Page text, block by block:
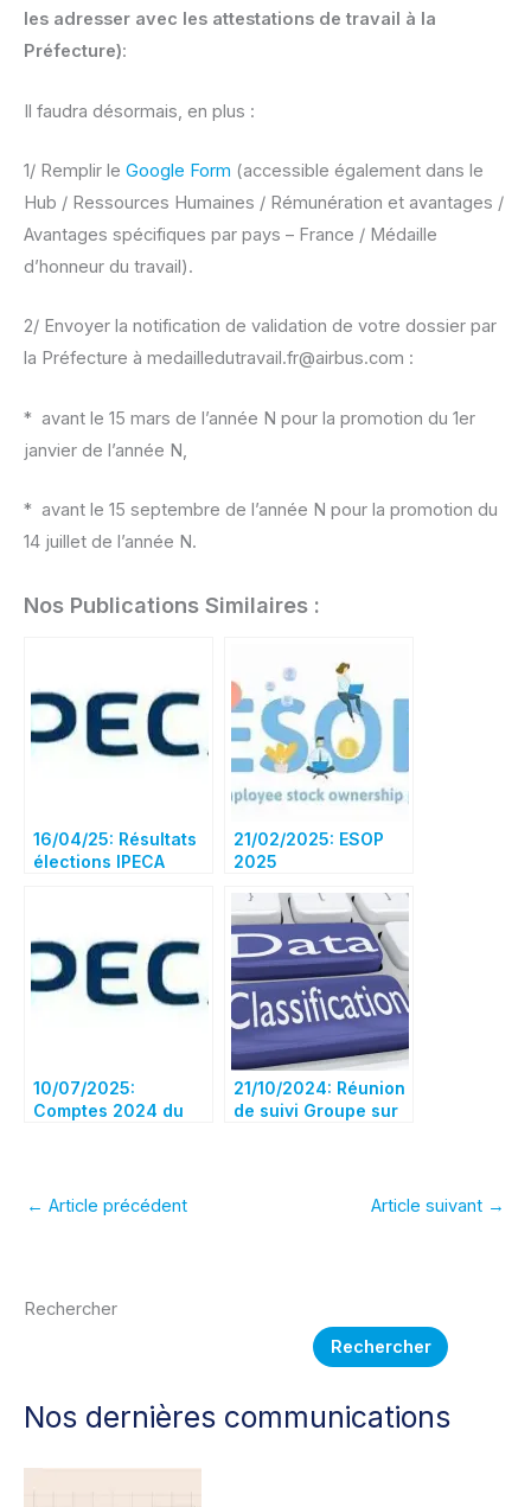
les adresser avec les attestations de travail à la
Préfecture):
Il faudra désormais, en plus :
1/ Remplir le Google Form (accessible également dans le
Hub / Ressources Humaines / Rémunération et avantages /
Avantages spécifiques par pays – France / Médaille
d’honneur du travail).
2/ Envoyer la notification de validation de votre dossier par
la Préfecture à medailledutravail.fr@airbus.com :
* avant le 15 mars de l’année N pour la promotion du 1er
janvier de l’année N,
* avant le 15 septembre de l’année N pour la promotion du
14 juillet de l’année N.
Nos Publications Similaires :
16/04/25: Résultats
élections IPECA
21/02/2025: ESOP
2025
10/07/2025:
Comptes 2024 du
21/10/2024: Réunion
de suivi Groupe sur
← Article précédent Article suivant →
Rechercher
Rechercher
Nos dernières communications